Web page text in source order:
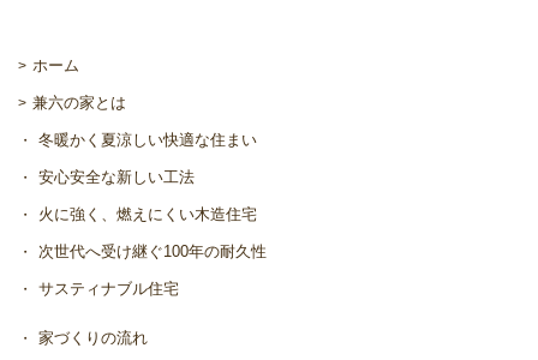
ホーム
兼六の家とは
冬暖かく夏涼しい快適な住まい
安心安全な新しい工法
火に強く、燃えにくい木造住宅
次世代へ受け継ぐ100年の耐久性
サスティナブル住宅
家づくりの流れ